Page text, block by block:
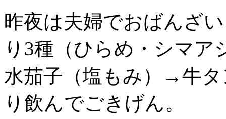
昨夜は夫婦でおばんざ
り3種（ひらめ・シマ
水茄子（塩もみ）→牛
り飲んでごきげん。